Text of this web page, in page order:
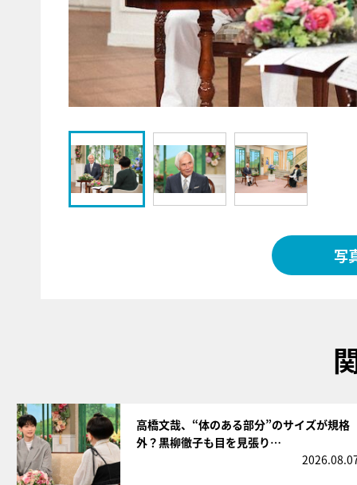
写
高橋文哉、“体のある部分”のサイズが規格
外？黒柳徹子も目を見張り…